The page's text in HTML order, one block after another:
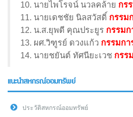
10. นายไพโรจน์ นวลคล้าย กร
11. นายเดชชัย นิลสวัสดิ์ กรรม
12. น.ส.ยุพดี คุณประยูร กรรมก
13. ผศ.วิฑูรย์ ดวงแก้ว กรรมกา
14. นายชยันต์ ทัศนียะเวช กรร
แนะนำสหกรณ์ออมทรัพย์
ประวัติสหกรณ์ออมทรัพย์